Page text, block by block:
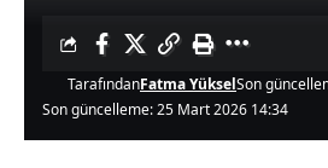
Son güncelleme: 25 Mart 2026 14:34
TarafındanFatma YükselSon